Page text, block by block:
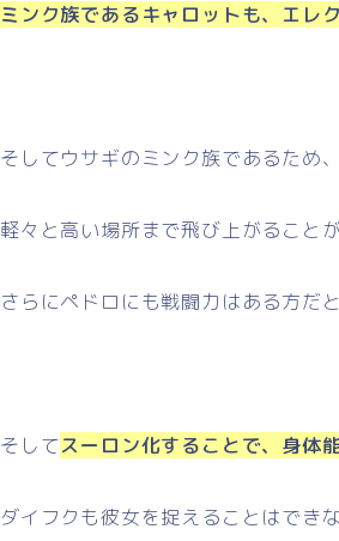
ミンク族であるキャロットも、エレ
そしてウサギのミンク族であるため、
軽々と高い場所まで飛び上がること
さらにペドロにも戦闘力はある方だ
そしてスーロン化することで、身体
ダイフクも彼女を捉えることはでき